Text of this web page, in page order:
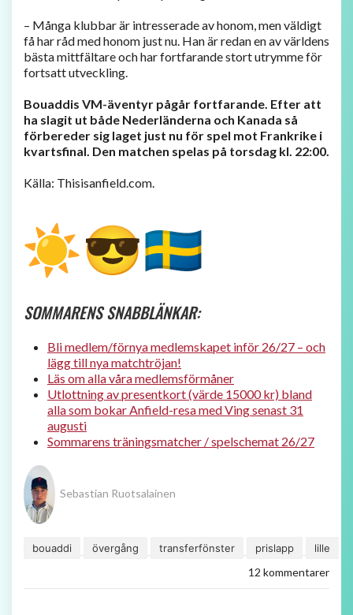
– Många klubbar är intresserade av honom, men väldigt
få har råd med honom just nu. Han är redan en av världens
bästa mittfältare och har fortfarande stort utrymme för
fortsatt utveckling.
Bouaddis VM-äventyr pågår fortfarande. Efter att
ha slagit ut både Nederländerna och Kanada så
förbereder sig laget just nu för spel mot Frankrike i
kvartsfinal. Den matchen spelas på torsdag kl. 22:00.
Källa: Thisisanfield.com.
SOMMARENS SNABBLÄNKAR:
Bli medlem/förnya medlemskapet ​inför 26/27 – och
lägg till nya matchtröjan!
Läs om alla våra medlemsförmåner
Utlottning av presentkort (värde 15000 kr) bland
alla som bokar Anfield-resa med Ving senast 31
augusti
Sommarens träningsmatcher / spelschemat 26/27
Sebastian Ruotsalainen
bouaddi övergång transferfönster prislapp lille
12 kommentarer